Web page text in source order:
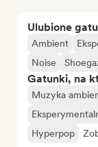
Ulubione
Ambient
Noise
Gatunki, na
Muzyka
Hyperpop